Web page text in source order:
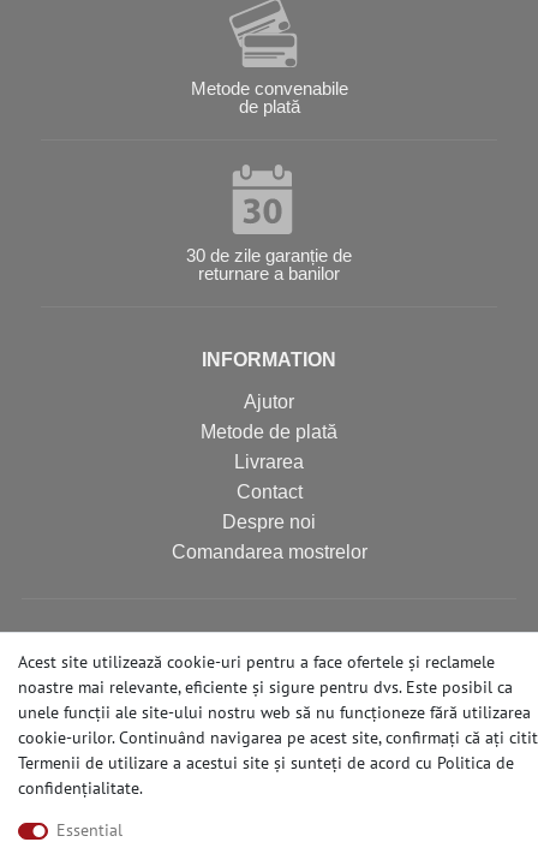
Metode convenabile
de plată
30 de zile garanție de
returnare a banilor
INFORMATION
Ajutor
Metode de plată
Livrarea
Contact
Despre noi
Comandarea mostrelor
DISCLAIMER
Terms & Conditions
Right of Revocation
Privacy Policy
Imprint
Acest site utilizează cookie-uri pentru a face ofertele și reclamele
noastre mai relevante, eficiente și sigure pentru dvs. Este posibil ca
unele funcții ale site-ului nostru web să nu funcționeze fără utilizarea
cookie-urilor. Continuând navigarea pe acest site, confirmați că ați citit
Termenii de utilizare a acestui site și sunteți de acord cu Politica de
confidențialitate.
Essential